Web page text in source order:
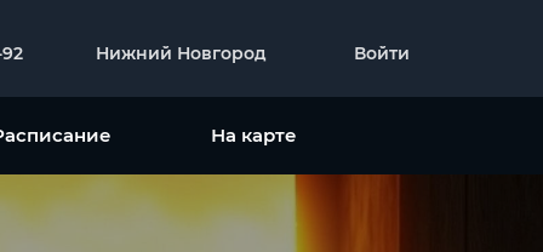
Нижний Новгород Войти
На карте